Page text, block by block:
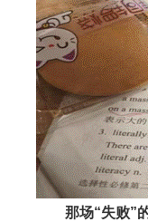
那场“失败”